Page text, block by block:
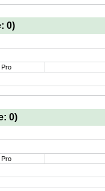
0)
Pro
0)
Pro